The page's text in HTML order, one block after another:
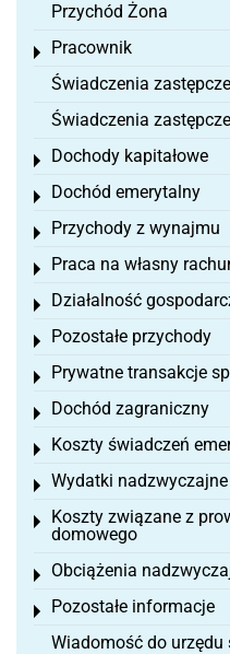
Przychód Żona
Pracownik
Toggle menu
Świadczenia
Świadczenia
Dochody kapitałowe
Toggle menu
Dochód emerytalny
Toggle menu
Przychody z wynajmu
Toggle menu
Praca na własny
Toggle menu
Działalność
Toggle menu
Pozostałe przychody
Toggle menu
Prywatne transakcje
Toggle menu
Dochód zagraniczny
Toggle menu
Koszty świadczeń
Toggle menu
Wydatki nadzwyczajne
Toggle menu
Koszty związane z
domowego
Toggle menu
Obciążenia
Toggle menu
Pozostałe informacje
Toggle menu
Wiadomość do urzędu